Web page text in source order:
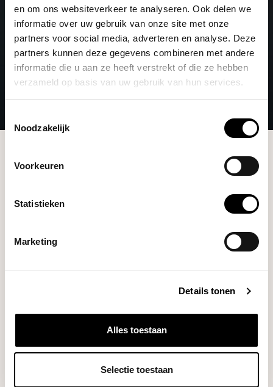
en om ons websiteverkeer te analyseren. Ook delen we
informatie over uw gebruik van onze site met onze
partners voor social media, adverteren en analyse. Deze
partners kunnen deze gegevens combineren met andere
informatie die u aan ze heeft verstrekt of die ze hebben
verzameld op basis van uw gebruik van hun services.
Noodzakelijk
Voorkeuren
Statistieken
Marketing
Details tonen
Alles toestaan
Selectie toestaan